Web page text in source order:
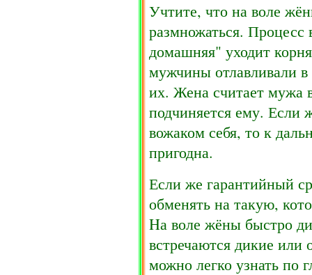
Учтите, что на воле
размножаться.
домашняя" уходит
мужчины отлавливали
их. Жена считает мужа
подчиняется ему. Если
вожаком себя, то к
пригодна.
Если же гарантийный
обменять на такую,
Hа воле жёны быстро
встречаются дикие
можно легко узнать по